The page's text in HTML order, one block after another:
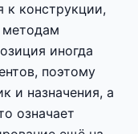
к конструкции,
методам
иногда
поэтому
и назначения, а
означает